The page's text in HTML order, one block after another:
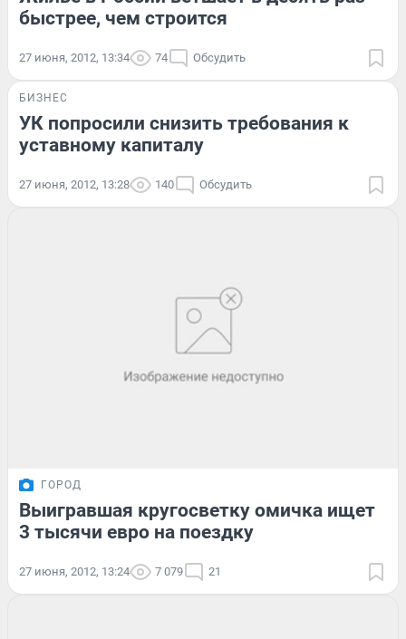
быстрее, чем строится
27 июня, 2012, 13:34 74 Обсудить
БИЗНЕС
УК попросили снизить требования к
уставному капиталу
27 июня, 2012, 13:28 140 Обсудить
ГОРОД
Выигравшая кругосветку омичка ищет
3 тысячи евро на поездку
27 июня, 2012, 13:24 7 079 21